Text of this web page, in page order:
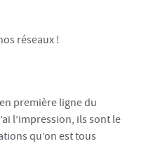
réseaux !
première ligne du
l’impression, ils sont le
qu’on est tous